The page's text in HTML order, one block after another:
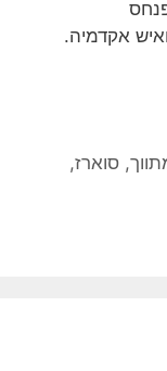
אקדמיה.
,סוארז,